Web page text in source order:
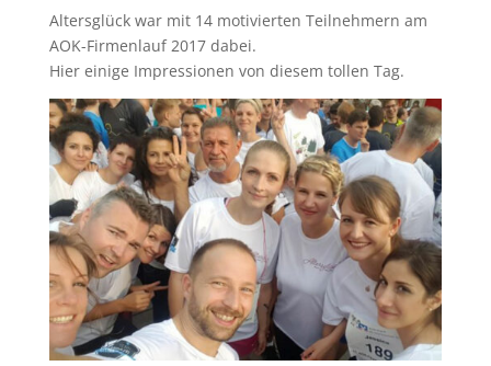
Altersglück war mit 14 motivierten Teilnehmern am
AOK-Firmenlauf 2017 dabei.
Hier einige Impressionen von diesem tollen Tag.